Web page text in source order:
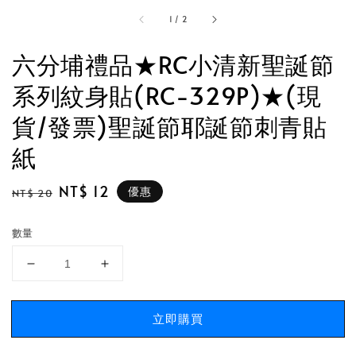
1 / 2
六分埔禮品★RC小清新聖誕節
系列紋身貼(RC-329P)★(現
貨/發票)聖誕節耶誕節刺青貼
紙
Regular
NT$ 20 Sale
NT$ 12 優惠
數量
立即購買